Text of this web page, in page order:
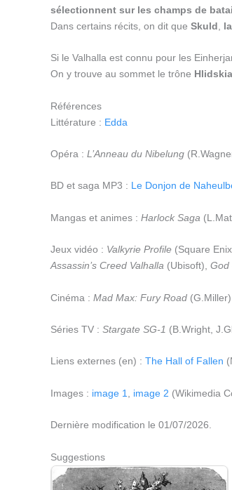
sélectionnent sur les champs de
Dans certains récits, on dit que Skuld
Si le Valhalla est connu pour les
On y trouve au sommet le trône
Références
Littérature : Edda
Opéra : L’Anneau du Nibelung
BD et saga MP3 : Le Donjon de
Mangas et animes : Harlock Saga
Jeux vidéo : Valkyrie Profile (Square
Assassin’s Creed Valhalla (Ubisoft), God
Cinéma : Mad Max: Fury Road (G.Miller)
Séries TV : Stargate SG-1 (B.Wright,
Liens externes (en) : The Hall of Fallen
Images : image 1 image 2 (Wikimedia
Dernière modification le 01/07/2026.
Suggestions